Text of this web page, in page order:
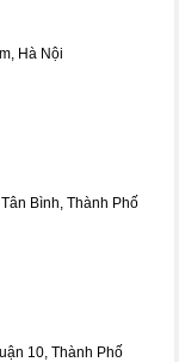
Hà Nội
Bình, Thành Phố
10, Thành Phố